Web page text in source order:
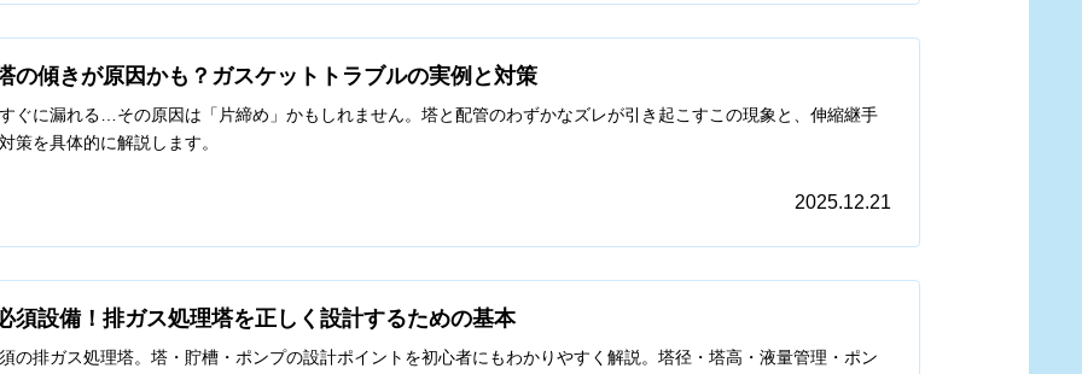
の傾きが原因かも？ガスケットトラブルの実例と対策
ぐに漏れる…その原因は「片締め」かもしれません。塔と配管のわずかなズレが引き起こすこの現象と、伸縮継手
策を具体的に解説します。
2025.12.21
須設備！排ガス処理塔を正しく設計するための基本
の排ガス処理塔。塔・貯槽・ポンプの設計ポイントを初心者にもわかりやすく解説。塔径・塔高・液量管理・ポン